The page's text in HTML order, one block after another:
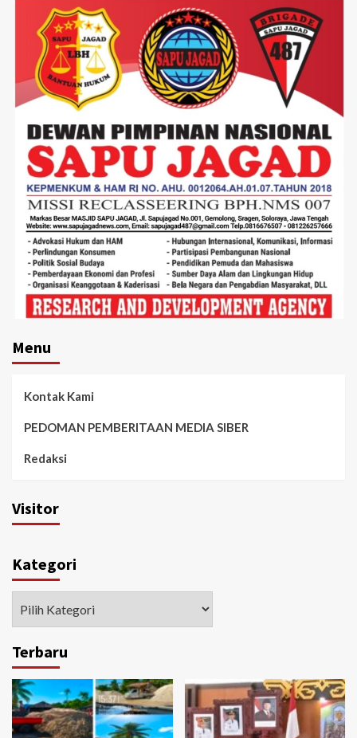
Menu
Kontak Kami
PEDOMAN PEMBERITAAN MEDIA SIBER
Redaksi
Visitor
Kategori
Terbaru